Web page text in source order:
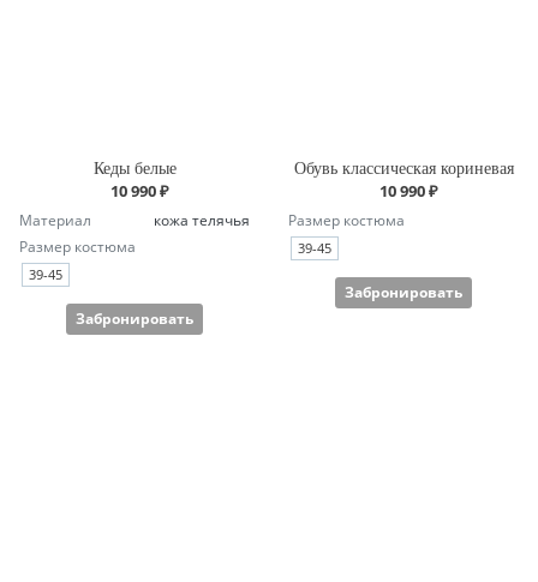
Кеды белые
10 990 ₽
Материал
кожа телячья
Размер костюма
39-45
Забронировать
Обувь классическая кориневая
10 990 ₽
Размер костюма
39-45
Забронировать